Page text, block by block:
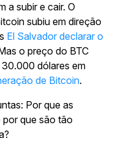
a subir e cair. O
subiu em direção
El Salvador declarar o
o preço do BTC
dólares em
de Bitcoin.
Por que as
que são tão